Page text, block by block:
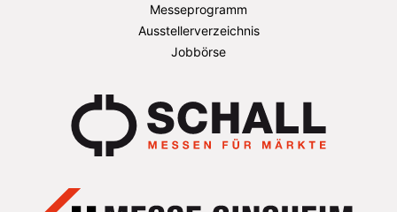
Messeprogramm
Ausstellerverzeichnis
Jobbörse